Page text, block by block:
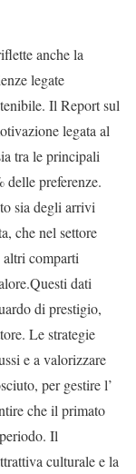
anche la
legate
Il Report sul
legata al
tra le principali
delle preferenze.
sia degli arrivi
che nel settore
altri comparti
dati
di prestigio,
Le strategie
e a valorizzare
per gestire l’
che il primato
Il
culturale e la